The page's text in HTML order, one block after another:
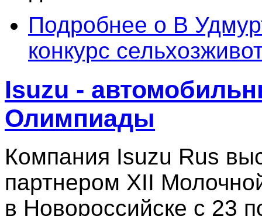
Подробнее о В
конкурс
Isuzu -
Олимпиады
Компания Isuzu Rus
партнером XII
в Новороссийске с 23